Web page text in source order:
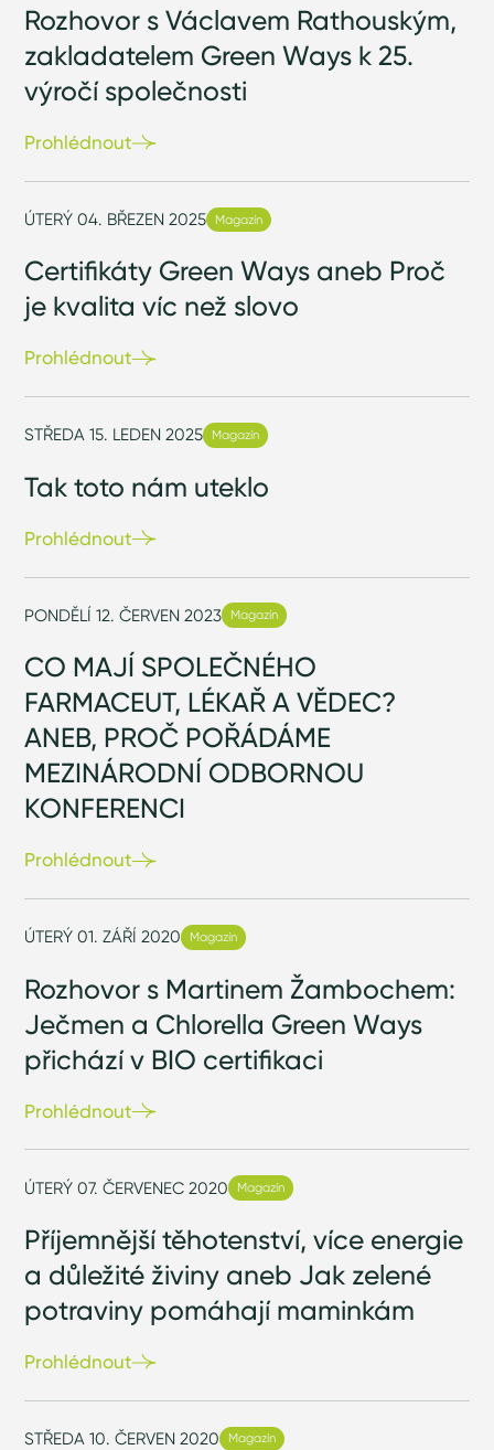
Rozhovor s Václavem Rathouským,
zakladatelem Green Ways k 25.
výročí společnosti
Prohlédnout
ÚTERÝ 04. BŘEZEN 2025 Magazín
Certifikáty Green Ways aneb Proč
je kvalita víc než slovo
Prohlédnout
STŘEDA 15. LEDEN 2025 Magazín
Tak toto nám uteklo
Prohlédnout
PONDĚLÍ 12. ČERVEN 2023 Magazín
CO MAJÍ SPOLEČNÉHO
FARMACEUT, LÉKAŘ A VĚDEC?
ANEB, PROČ POŘÁDÁME
MEZINÁRODNÍ ODBORNOU
KONFERENCI
Prohlédnout
ÚTERÝ 01. ZÁŘÍ 2020 Magazín
Rozhovor s Martinem Žambochem:
Ječmen a Chlorella Green Ways
přichází v BIO certifikaci
Prohlédnout
ÚTERÝ 07. ČERVENEC 2020 Magazín
Příjemnější těhotenství, více energie
a důležité živiny aneb Jak zelené
potraviny pomáhají maminkám
Prohlédnout
STŘEDA 10. ČERVEN 2020 Magazín